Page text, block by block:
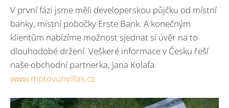
V první fázi jsme měli developerskou půjčku od místní
banky, místní pobočky Erste Bank. A konečným
klientům nabízíme možnost sjednat si úvěr na to
dlouhodobé držení. Veškeré informace v Česku řeší
naše obchodní partnerka, Jana Kolafa.
www.motovunvillas.cz